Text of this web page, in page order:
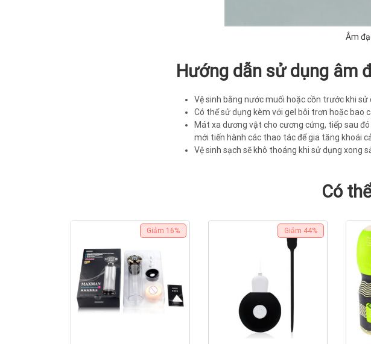
Âm
Hướng dẫn sử dụng âm
Vệ sinh bằng nước muối hoặc cồn trước khi sử
Có thể sử dụng kèm với gel bôi trơn hoặc bao
Mát xa dương vật cho cương cứng, tiếp sau
mới tiến hành các thao tác để gia tăng khoái
Vệ sinh sạch sẽ khô thoáng khi sử dụng xong
Có
Giảm 16% Giảm 44%